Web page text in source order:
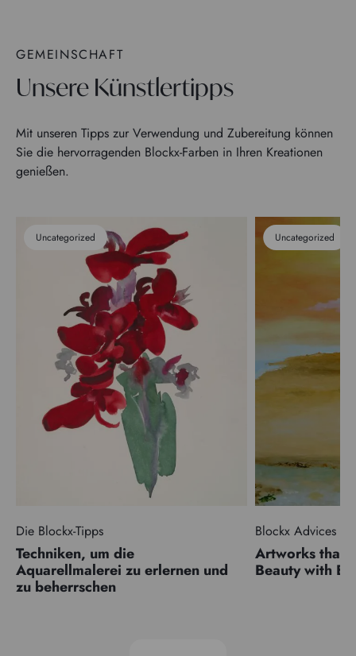
GEMEINSCHAFT
Unsere Künstlertipps
Mit unseren Tipps zur Verwendung und Zubereitung können
Sie die hervorragenden Blockx-Farben in Ihren Kreationen
genießen.
Uncategorized
Die Blockx-Tipps
Techniken, um die
Aquarellmalerei zu erlernen und
zu beherrschen
Uncategorized
Blockx Advices
Artworks that
Beauty with